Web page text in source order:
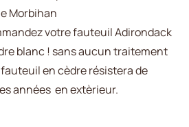
Morbihan
votre fauteuil Adirondack
blanc ! sans aucun traitement
en cèdre résistera de
années en extèrieur.